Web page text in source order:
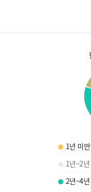
1년 미만
1년~2
2년~4